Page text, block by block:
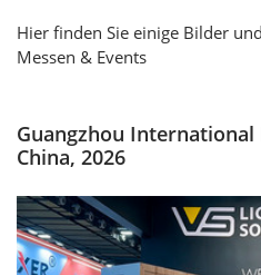
Hier finden Sie einige Bilder
Messen & Events
Guangzhou
China, 2026